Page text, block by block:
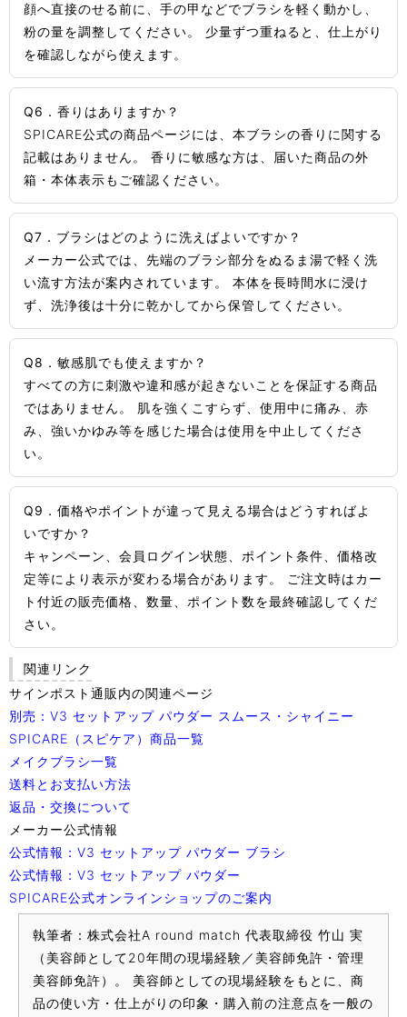
顔へ直接のせる前に、手の甲などでブラシを軽く動かし、
粉の量を調整してください。 少量ずつ重ねると、仕上がり
を確認しながら使えます。
Q6．香りはありますか？
SPICARE公式の商品ページには、本ブラシの香りに関する
記載はありません。 香りに敏感な方は、届いた商品の外
箱・本体表示もご確認ください。
Q7．ブラシはどのように洗えばよいですか？
メーカー公式では、先端のブラシ部分をぬるま湯で軽く洗
い流す方法が案内されています。 本体を長時間水に浸け
ず、洗浄後は十分に乾かしてから保管してください。
Q8．敏感肌でも使えますか？
すべての方に刺激や違和感が起きないことを保証する商品
ではありません。 肌を強くこすらず、使用中に痛み、赤
み、強いかゆみ等を感じた場合は使用を中止してくださ
い。
Q9．価格やポイントが違って見える場合はどうすればよ
いですか？
キャンペーン、会員ログイン状態、ポイント条件、価格改
定等により表示が変わる場合があります。 ご注文時はカー
ト付近の販売価格、数量、ポイント数を最終確認してくだ
さい。
関連リンク
サインポスト通販内の関連ページ
別売：V3 セットアップ パウダー スムース・シャイニー
SPICARE（スピケア）商品一覧
メイクブラシ一覧
送料とお支払い方法
返品・交換について
メーカー公式情報
公式情報：V3 セットアップ パウダー ブラシ
公式情報：V3 セットアップ パウダー
SPICARE公式オンラインショップのご案内
執筆者：株式会社A round match 代表取締役 竹山 実
（美容師として20年間の現場経験／美容師免許・管理
美容師免許）。 美容師としての現場経験をもとに、商
品の使い方・仕上がりの印象・購入前の注意点を一般の